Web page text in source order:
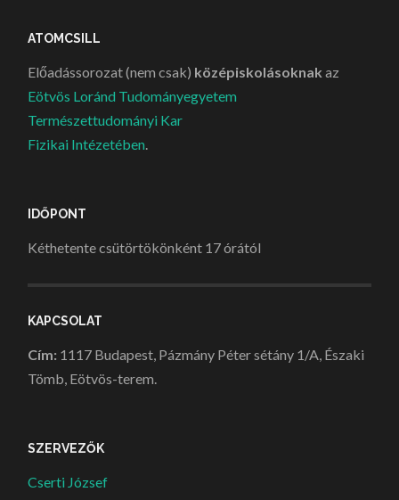
ATOMCSILL
Előadássorozat (nem csak) középiskolásoknak az
Eötvös Loránd Tudományegyetem
Természettudományi Kar
Fizikai Intézetében
IDŐPONT
Kéthetente csütörtökönként 17 órától
KAPCSOLAT
Cím: 1117 Budapest, Pázmány Péter sétány 1/A, Északi
Tömb, Eötvös-terem.
SZERVEZŐK
Cserti József